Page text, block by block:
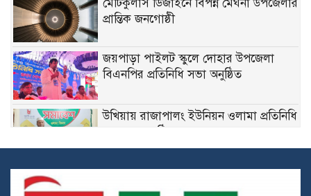
প্রান্তিক জনগোষ্ঠী
জয়পাড়া পাইলট স্কুলে দোহার উপজেলা
বিএনপির প্রতিনিধি সভা অনুষ্ঠিত
উখিয়ায় রাজাপালং ইউনিয়ন ওলামা প্রতিনিধি
কোন্দলে জর্জরিত নোবিপ্রবি ছাত্রদল, এবার
বহিষ্কার দুই নেতা